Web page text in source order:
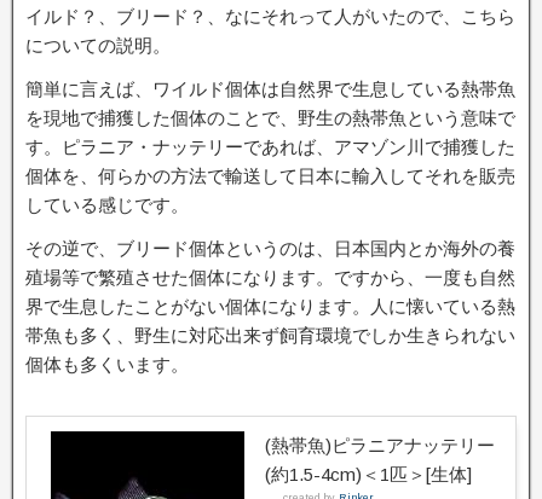
イルド？、ブリード？、なにそれって人がいたので、こちら
についての説明。
簡単に言えば、ワイルド個体は自然界で生息している熱帯魚
を現地で捕獲した個体のことで、野生の熱帯魚という意味で
す。ピラニア・ナッテリーであれば、アマゾン川で捕獲した
個体を、何らかの方法で輸送して日本に輸入してそれを販売
している感じです。
その逆で、ブリード個体というのは、日本国内とか海外の養
殖場等で繁殖させた個体になります。ですから、一度も自然
界で生息したことがない個体になります。人に懐いている熱
帯魚も多く、野生に対応出来ず飼育環境でしか生きられない
個体も多くいます。
(熱帯魚)ピラニアナッテリー
(約1.5-4cm)＜1匹＞[生体]